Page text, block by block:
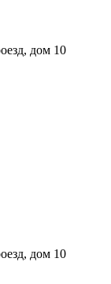
дом 10
дом 10